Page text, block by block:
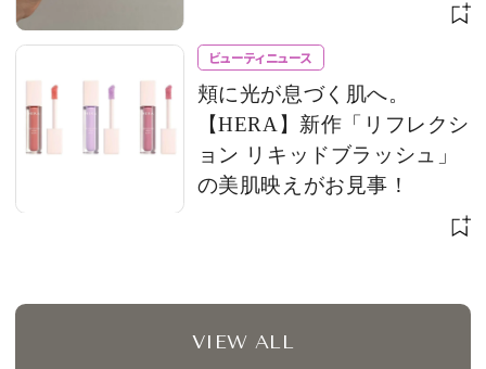
ビューティニュース
頬に光が息づく肌へ。
【HERA】新作「リフレクシ
ョン リキッドブラッシュ」
の美肌映えがお見事！
VIEW ALL